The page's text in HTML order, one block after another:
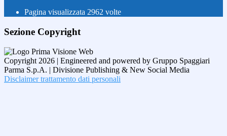
Pagina visualizzata 2962 volte
Sezione Copyright
Copyright 2026 | Engineered and powered by Gruppo Spaggiari
Parma S.p.A. | Divisione Publishing & New Social Media
Disclaimer trattamento dati personali